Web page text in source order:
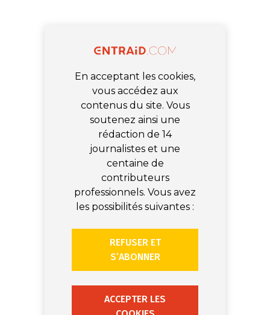
En acceptant les cookies,
vous accédez aux
contenus du site. Vous
soutenez ainsi une
rédaction de 14
journalistes et une
centaine de
contributeurs
professionnels. Vous avez
les possibilités suivantes :
REFUSER ET
S’ABONNER
ACCEPTER LES